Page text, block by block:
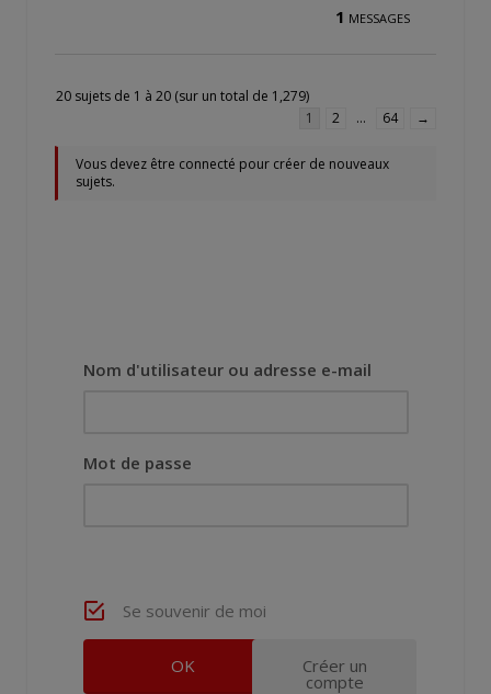
1 MESSAGES
20 sujets de 1 à 20 (sur un total de 1,279)
1
2 … 64 →
Vous devez être connecté pour créer de nouveaux
sujets.
Nom d'utilisateur ou adresse e-mail
Mot de passe
Se souvenir de moi
Créer un
compte